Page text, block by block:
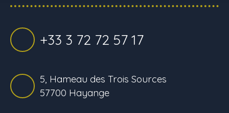
+33 3 72 72 57 17
5, Hameau des Trois Sources
57700 Hayange